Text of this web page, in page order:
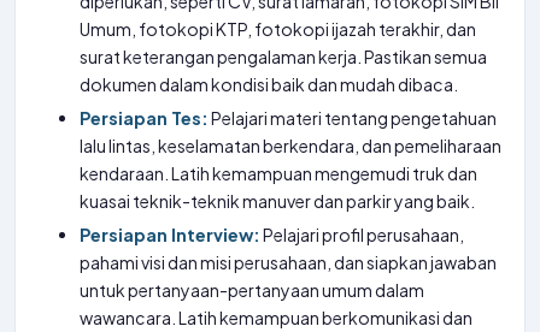
Umum, fotokopi KTP, fotokopi ijazah terakhir, dan
surat keterangan pengalaman kerja. Pastikan semua
dokumen dalam kondisi baik dan mudah dibaca.
Persiapan Tes: Pelajari materi tentang pengetahuan
lalu lintas, keselamatan berkendara, dan pemeliharaan
kendaraan. Latih kemampuan mengemudi truk dan
kuasai teknik-teknik manuver dan parkir yang baik.
Persiapan Interview: Pelajari profil perusahaan,
pahami visi dan misi perusahaan, dan siapkan jawaban
untuk pertanyaan-pertanyaan umum dalam
wawancara. Latih kemampuan berkomunikasi dan